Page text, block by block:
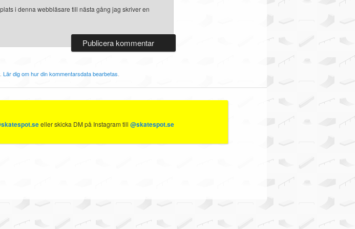
i denna webbläsare till nästa gång jag skriver en
Lär dig om hur din kommentarsdata bearbetas
eller skicka DM på Instagram till @skatespot.se